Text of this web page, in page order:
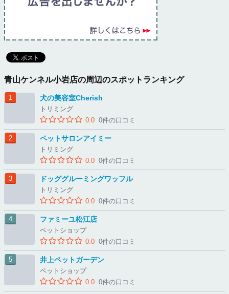
青山ケンネル小岩店の周辺のスポットランキング
犬の美容室Cherish
トリミング
0.0 0件の口コミ
ペットサロンアイミー
トリミング
0.0 0件の口コミ
ドッググルーミングワッフル
トリミング
0.0 0件の口コミ
ファミーユ松江店
ペットショップ
0.0 0件の口コミ
井上ペットガーデン
ペットショップ
0.0 0件の口コミ